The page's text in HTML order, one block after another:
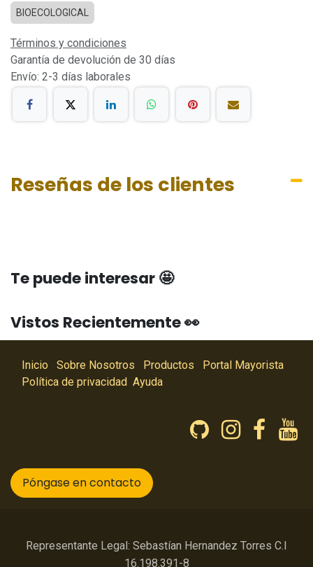
BIOECOLOGICAL
Términos y condiciones
Garantía de devolución de 30 días
Envío: 2-3 días laborales
Reseñas de los clientes
Te puede interesar 🤩
Vistos Recientemente 👀
Inicio Sobre Nosotros Productos
Portal Mayorista
Política de privacidad Ayuda
Póngase en contacto
Representante Legal: Sebastían Hernandez Torres C.I
16.198.391-8